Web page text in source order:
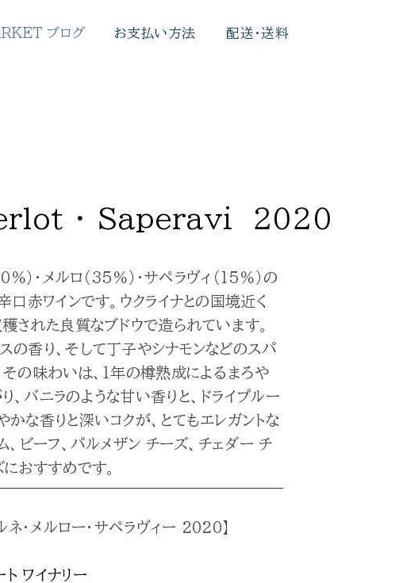
ブログ お支払い方法 配送・送料
・ Saperavi 2020
）・メルロ（35％）・サペラヴィ（15％）の
口赤ワインです。ウクライナとの国境近く
穫された良質なブドウで造られています。
の香り、そして丁子やシナモンなどのスパ
その味わいは、1年の樽熟成によるまろや
バニラのような甘い香りと、ドライプルー
な香りと深いコクが、とてもエレガントな
、ビーフ、パルメザン チーズ、チェダー チ
おすすめです。
ネ・メルロー・サペラヴィー 2020】
ワイナリー